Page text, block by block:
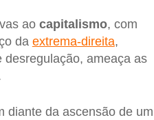
ao capitalismo, com
da extrema-direita,
ameaça as
diante da ascensão de um